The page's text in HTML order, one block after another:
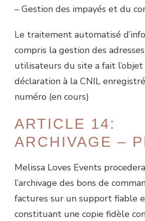
– Gestion des impayés et du
Le traitement automatisé
compris la gestion des
utilisateurs du site a fait l’objet
déclaration à la CNIL
numéro (en cours)
ARTICLE 14:
ARCHIVAGE –
Melissa Loves Events
l’archivage des bons de
factures sur un support fiable
constituant une copie fidèle